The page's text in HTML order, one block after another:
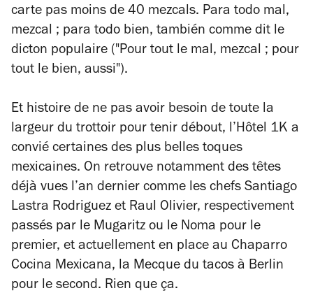
carte pas moins de 40 mezcals. Para todo mal,
mezcal ; para todo bien, también comme dit le
dicton populaire ("Pour tout le mal, mezcal ; pour
tout le bien, aussi").
Et histoire de ne pas avoir besoin de toute la
largeur du trottoir pour tenir débout, l’Hôtel 1K a
convié certaines des plus belles toques
mexicaines. On retrouve notamment des têtes
déjà vues l’an dernier comme les chefs Santiago
Lastra Rodriguez et Raul Olivier, respectivement
passés par le Mugaritz ou le Noma pour le
premier, et actuellement en place au Chaparro
Cocina Mexicana, la Mecque du tacos à Berlin
pour le second. Rien que ça.